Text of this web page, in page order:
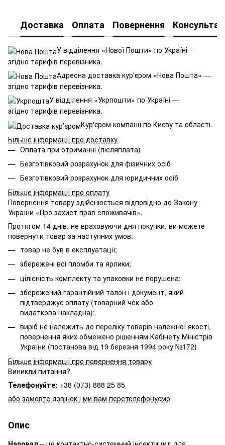
Доставка Оплата Повернення
У відділення «Нової Пошти» по Україні —
згідно тарифів перевізника.
Адресна доставка курʼєром «Нова Пошта» —
згідно тарифів перевізника.
У відділення «Укрпошти» по Україні —
згідно тарифів перевізника.
Кур'єром компанії по Києву та області.
Більше інформації про доставку
Оплата при отриманні (післяплата)
Безготівковий розрахунок для фізичних осіб
Безготівковий розрахунок для юридичних осіб
Більше інформації про оплату
Повернення товару здійснюється відповідно до Закону
України «Про захист прав споживачів».
Протягом 14 днів, не враховуючи дня покупки, ви можете
повернути товар за наступних умов:
товар не був в експлуатації;
збережені всі пломби та ярлики;
цілісність комплекту та упаковки не порушена;
збережений гарантійний талон і документ, який
підтверджує оплату (товарний чек або
видаткова накладна);
виріб не належить до переліку товарів належної якості,
повернення яких обмежено рішенням Кабінету Міністрів
України (постанова від 19 березня 1994 року №172)
Більше інформації про повернення товару
Виникли питання?
Телефонуйте: +38 (073) 888 25 85
або замовте дзвінок і ми вам перетелефонуємо
Опис